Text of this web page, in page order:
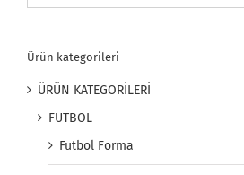
for:
Ürün kategorileri
ÜRÜN KATEGORİLERİ
FUTBOL
Futbol Forma